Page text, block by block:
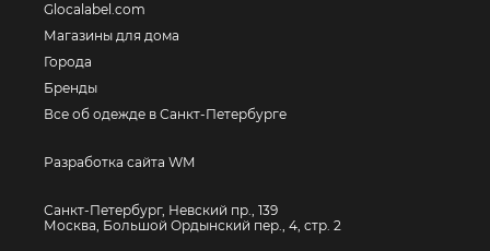
Glocalabel.com
Магазины для дома
Города
Бренды
Все об одежде в Санкт-Петербурге
Разработка сайта WM
Санкт-Петербург, Невский пр., 139
Москва, Большой Ордынский пер., 4, стр. 2